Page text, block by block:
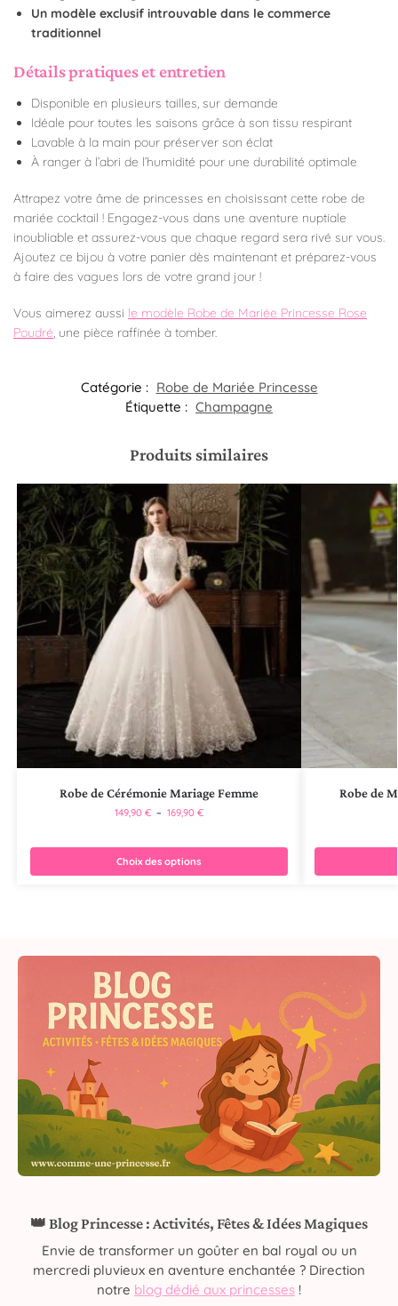
Un modèle exclusif introuvable dans le commerce
traditionnel
Détails pratiques et entretien
Disponible en plusieurs tailles, sur demande
Idéale pour toutes les saisons grâce à son tissu respirant
Lavable à la main pour préserver son éclat
À ranger à l’abri de l’humidité pour une durabilité optimale
Attrapez votre âme de princesses en choisissant cette robe de
mariée cocktail ! Engagez-vous dans une aventure nuptiale
inoubliable et assurez-vous que chaque regard sera rivé sur vous.
Ajoutez ce bijou à votre panier dès maintenant et préparez-vous
à faire des vagues lors de votre grand jour !
Vous aimerez aussi le modèle Robe de Mariée Princesse Rose
Poudré , une pièce raffinée à tomber.
Catégorie : Robe de Mariée Princesse
Étiquette : Champagne
Produits similaires
Robe de Cérémonie Mariage Femme
149,90 € – 169,90 €
Choix des options
Robe de
👑 Blog Princesse : Activités, Fêtes & Idées Magiques
Envie de transformer un goûter en bal royal ou un
mercredi pluvieux en aventure enchantée ? Direction
notre blog dédié aux princesses !